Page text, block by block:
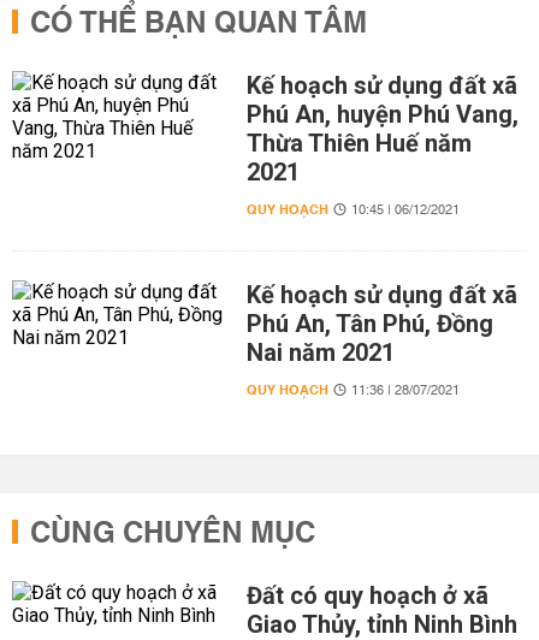
CÓ THỂ BẠN QUAN TÂM
Kế hoạch sử dụng đất xã
Phú An, huyện Phú Vang,
Thừa Thiên Huế năm
2021
QUY HOẠCH 10:45 | 06/12/2021
Kế hoạch sử dụng đất xã
Phú An, Tân Phú, Đồng
Nai năm 2021
QUY HOẠCH 11:36 | 28/07/2021
CÙNG CHUYÊN MỤC
Đất có quy hoạch ở xã
Giao Thủy, tỉnh Ninh Bình